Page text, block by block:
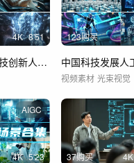
4K 8'51
中国科技发展科技创新人工智能AI未来科技
123购买
视频素材 光束视觉
AIGC
4K 5'23 37购买 4K